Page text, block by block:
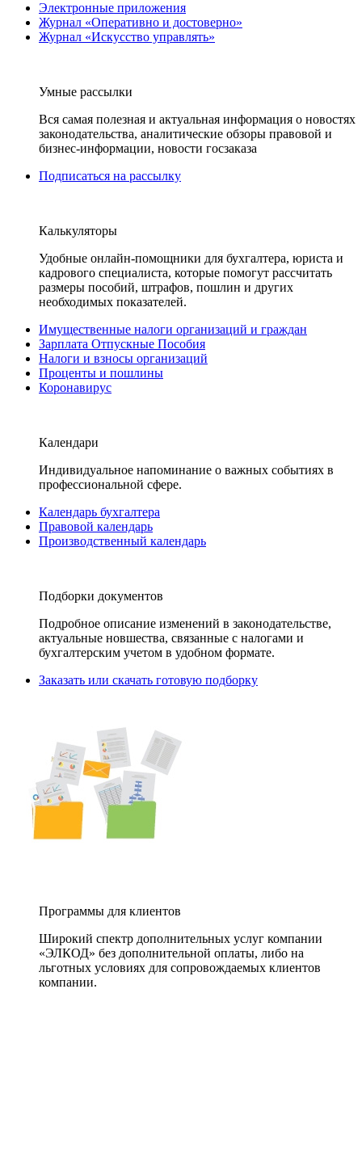
Электронные приложения
Журнал «Оперативно и достоверно»
Журнал «Искусство управлять»
Умные рассылки
Вся самая полезная и актуальная информация о новостях
законодательства, аналитические обзоры правовой и
бизнес-информации, новости госзаказа
Подписаться на рассылку
Калькуляторы
Удобные онлайн-помощники для бухгалтера, юриста и
кадрового специалиста, которые помогут рассчитать
размеры пособий, штрафов, пошлин и других
необходимых показателей.
Имущественные налоги организаций и граждан
Зарплата Отпускные Пособия
Налоги и взносы организаций
Проценты и пошлины
Коронавирус
Календари
Индивидуальное напоминание о важных событиях в
профессиональной сфере.
Календарь бухгалтера
Правовой календарь
Производственный календарь
Подборки документов
Подробное описание изменений в законодательстве,
актуальные новшества, связанные с налогами и
бухгалтерским учетом в удобном формате.
Заказать или скачать готовую подборку
Программы для клиентов
Широкий спектр дополнительных услуг компании
«ЭЛКОД» без дополнительной оплаты, либо на
льготных условиях для сопровождаемых клиентов
компании.